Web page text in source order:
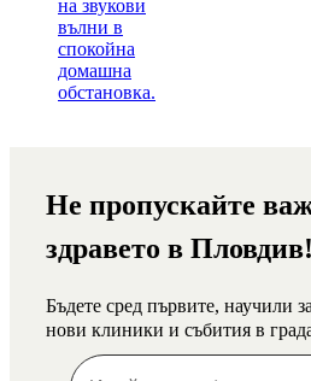
Не пропускайте
здравето в Пловдив!
Бъдете сред първите, научили
нови клиники и събития в